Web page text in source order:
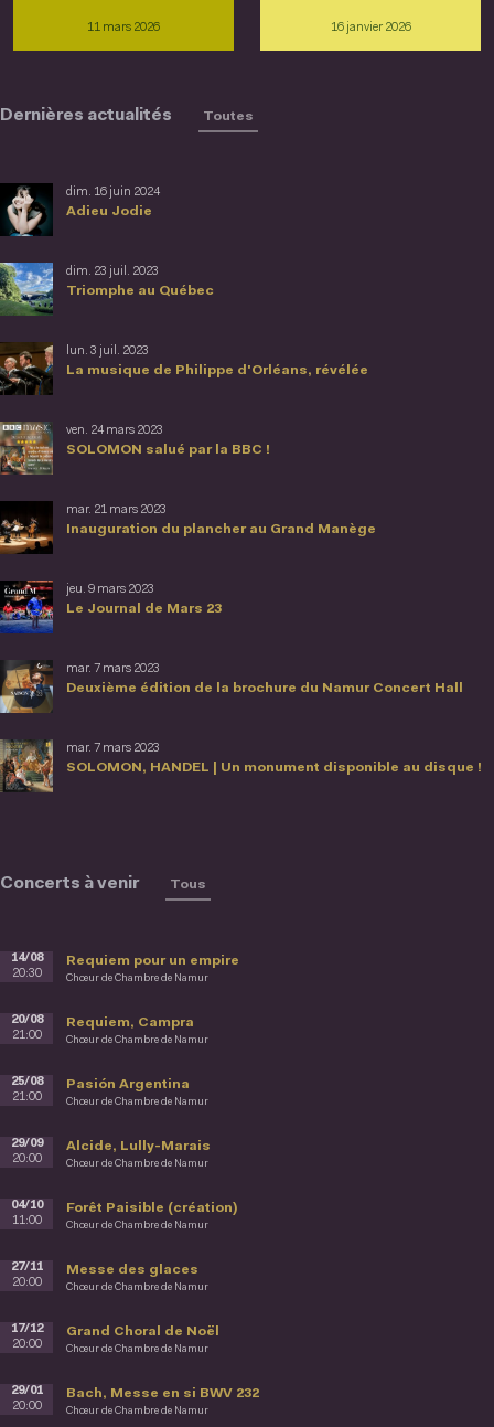
11 mars 2026 16 janvier 2026
Dernières actualités Toutes
Adieu Jodie
dim. 16 juin 2024
Triomphe au Québec
dim. 23 juil. 2023
La musique de Philippe d'Orléans, révélée
lun. 3 juil. 2023
SOLOMON salué par la BBC !
ven. 24 mars 2023
Inauguration du plancher au Grand Manège
mar. 21 mars 2023
Le Journal de Mars 23
jeu. 9 mars 2023
Deuxième édition de la brochure du Namur Concert Hall
mar. 7 mars 2023
SOLOMON, HANDEL | Un monument disponible au disque !
mar. 7 mars 2023
Concerts à venir Tous
Requiem pour un empire
Chœur de Chambre de Namur
14/08
20:30
Requiem, Campra
Chœur de Chambre de Namur
20/08
21:00
Pasión Argentina
Chœur de Chambre de Namur
25/08
21:00
Alcide, Lully-Marais
Chœur de Chambre de Namur
29/09
20:00
Forêt Paisible (création)
Chœur de Chambre de Namur
04/10
11:00
Messe des glaces
Chœur de Chambre de Namur
27/11
20:00
Grand Choral de Noël
Chœur de Chambre de Namur
17/12
20:00
Bach, Messe en si BWV 232
Chœur de Chambre de Namur
29/01
20:00